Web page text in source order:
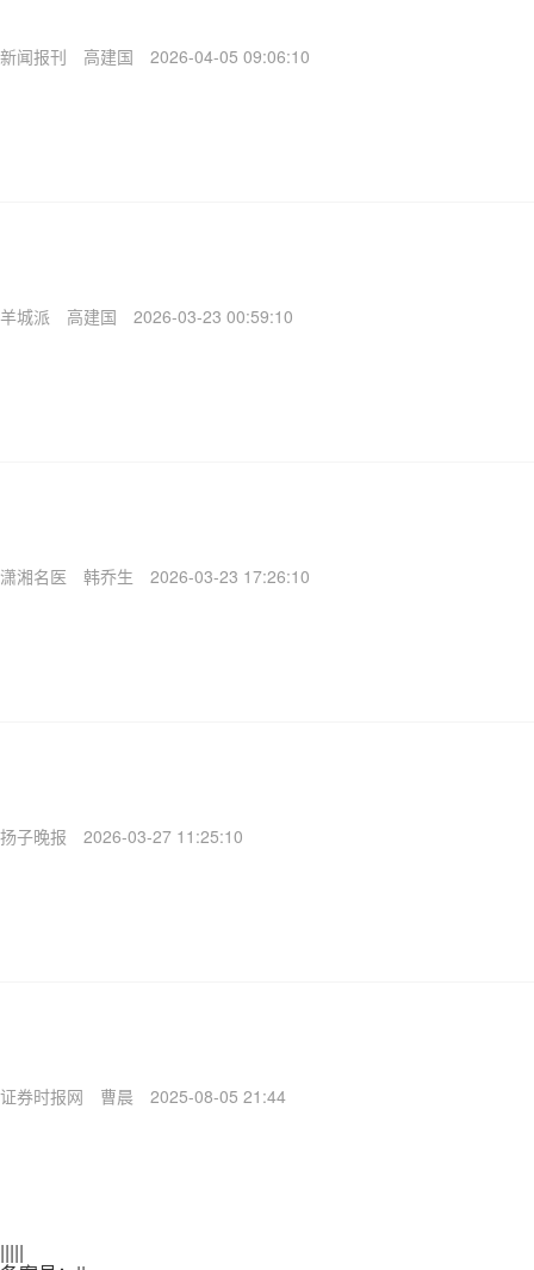
新闻报刊 高建国 2026-04-05 09:06:10
羊城派 高建国 2026-03-23 00:59:10
潇湘名医 韩乔生 2026-03-23 17:26:10
扬子晚报 2026-03-27 11:25:10
证券时报网 曹晨 2025-08-05 21:44
|||||